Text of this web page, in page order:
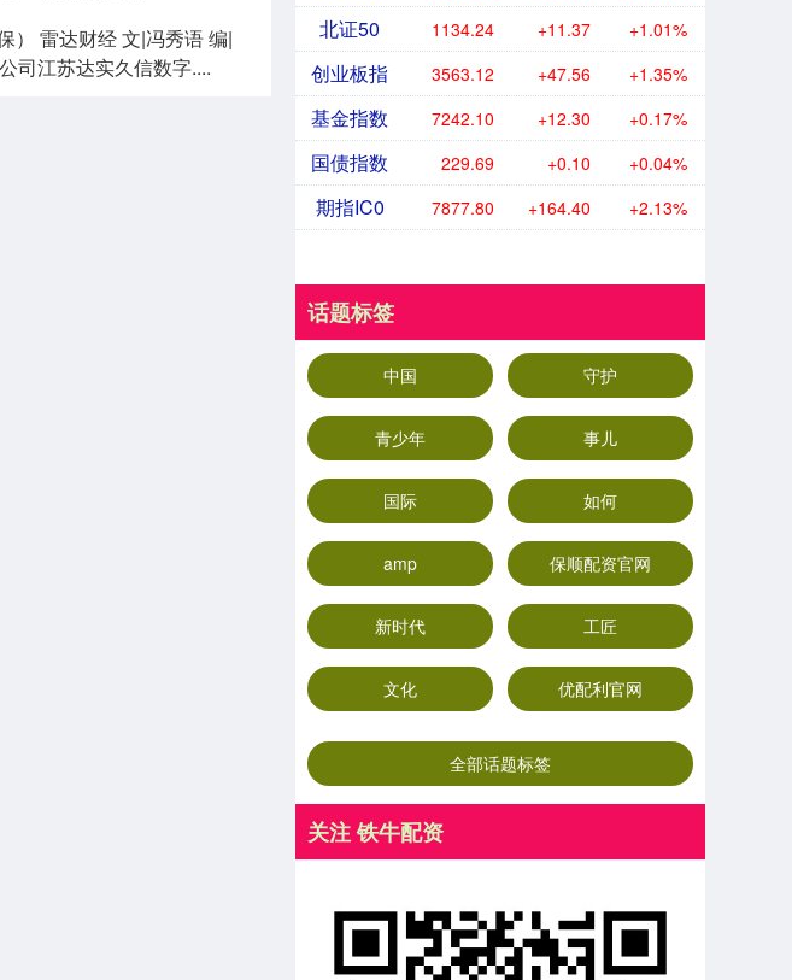
） 雷达财经 文|冯秀语 编|
司江苏达实久信数字....
北证50 1134.24 +11.37 +1.01%
创业板指 3563.12 +47.56 +1.35%
基金指数 7242.10 +12.30 +0.17%
国债指数 229.69 +0.10 +0.04%
期指IC0 7877.80 +164.40 +2.13%
话题标签
中国 守护
青少年 事儿
国际 如何
amp 保顺配资官网
新时代 工匠
文化 优配利官网
全部话题标签
关注 铁牛配资